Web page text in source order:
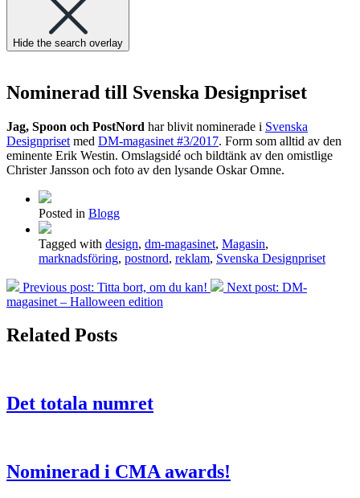
Hide the search overlay
Nominerad till Svenska Designpriset
Jag, Spoon och PostNord har blivit nominerade i Svenska
Designpriset med DM-magasinet #3/2017. Form som alltid av den
eminente Erik Westin. Omslagsidé och bildtänk av den omistlige
Christer Jansson och foto av den lysande Oskar Omne.
Posted in Blogg
Tagged with design, dm-magasinet, Magasin,
marknadsföring, postnord, reklam, Svenska Designpriset
Previous post: Titta bort, om du kan! Next post: DM-
magasinet – Halloween edition
Related Posts
Det totala numret
Nominerad i CMA awards!